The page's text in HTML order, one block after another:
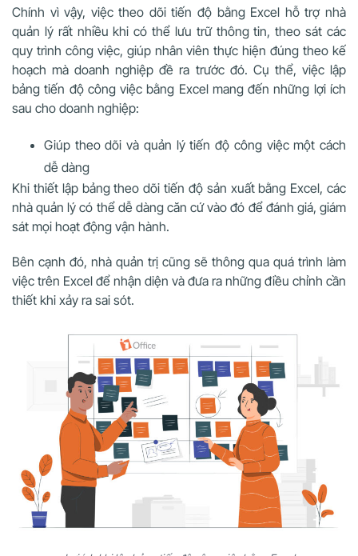
Chính vì vậy, việc theo dõi tiến độ bằng Excel hỗ trợ nhà
quản lý rất nhiều khi có thể lưu trữ thông tin, theo sát các
quy trình công việc, giúp nhân viên thực hiện đúng theo kế
hoạch mà doanh nghiệp đề ra trước đó. Cụ thể, việc lập
bảng tiến độ công việc bằng Excel mang đến những lợi ích
sau cho doanh nghiệp:
Giúp theo dõi và quản lý tiến độ công việc một cách
dễ dàng
Khi thiết lập bảng theo dõi tiến độ sản xuất bằng Excel, các
nhà quản lý có thể dễ dàng căn cứ vào đó để đánh giá, giám
sát mọi hoạt động vận hành.
Bên cạnh đó, nhà quản trị cũng sẽ thông qua quá trình làm
việc trên Excel để nhận diện và đưa ra những điều chỉnh cần
thiết khi xảy ra sai sót.